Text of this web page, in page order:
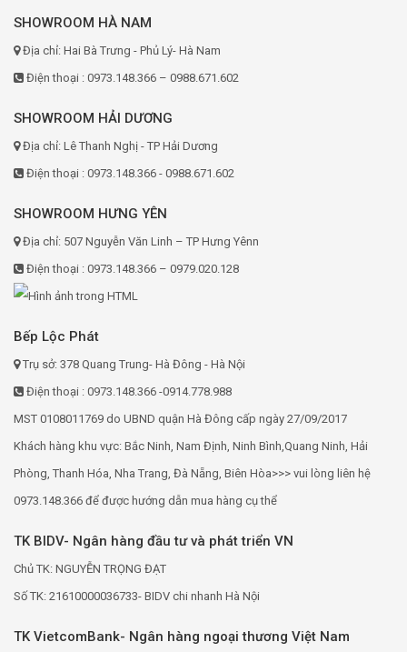
SHOWROOM HÀ NAM
Địa chỉ: Hai Bà Trưng - Phủ Lý- Hà Nam
Điện thoại : 0973.148.366 – 0988.671.602
SHOWROOM HẢI DƯƠNG
Địa chỉ: Lê Thanh Nghị - TP Hải Dương
Điện thoại : 0973.148.366 - 0988.671.602
SHOWROOM HƯNG YÊN
Địa chỉ: 507 Nguyễn Văn Linh – TP Hưng Yênn
Điện thoại : 0973.148.366 – 0979.020.128
Bếp Lộc Phát
Trụ sở: 378 Quang Trung- Hà Đông - Hà Nội
Điện thoại : 0973.148.366 -0914.778.988
MST 0108011769 do UBND quận Hà Đông cấp ngày 27/09/2017
Khách hàng khu vực: Bắc Ninh, Nam Định, Ninh Bình,Quang Ninh, Hải
Phòng, Thanh Hóa, Nha Trang, Đà Nẵng, Biên Hòa>>> vui lòng liên hệ
0973.148.366 để được hướng dẫn mua hàng cụ thể
TK BIDV- Ngân hàng đầu tư và phát triển VN
Chủ TK: NGUYỄN TRỌNG ĐẠT
Số TK: 21610000036733- BIDV chi nhanh Hà Nội
TK VietcomBank- Ngân hàng ngoại thương Việt Nam